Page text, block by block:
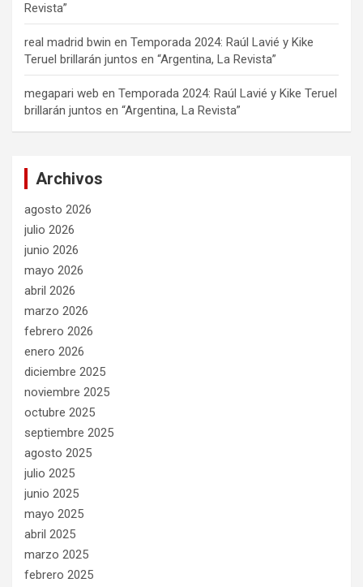
Revista”
real madrid bwin en Temporada 2024: Raúl Lavié y Kike
Teruel brillarán juntos en “Argentina, La Revista”
megapari web en Temporada 2024: Raúl Lavié y Kike Teruel
brillarán juntos en “Argentina, La Revista”
Archivos
agosto 2026
julio 2026
junio 2026
mayo 2026
abril 2026
marzo 2026
febrero 2026
enero 2026
diciembre 2025
noviembre 2025
octubre 2025
septiembre 2025
agosto 2025
julio 2025
junio 2025
mayo 2025
abril 2025
marzo 2025
febrero 2025